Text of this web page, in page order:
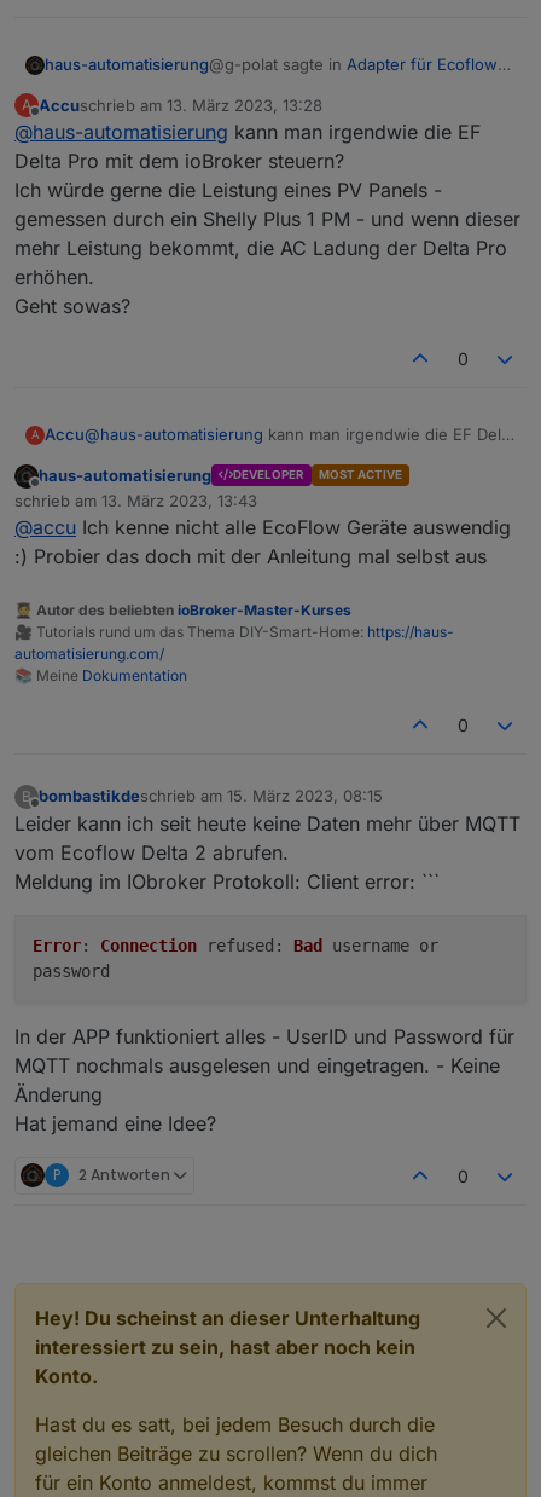
  'inv.cfgAcEnabled',
haus-automatisierung@g-polat sagte in Adapter für Ecoflow
das Script steigt aus, zu viele
Aufrufe
Dafür hatte ich ja eigentlich schon
diesen Cache eingebaut. Aber wenn
sehr sehr viele Daten kommen, dann ist
das ein Problem. Kannst das Limit von
1000 pro Minute in der JavaScript
A
Offline
Accuschrieb am 13. März 2023, 13:28
zuletzt editiert von
@haus-automatisierung kann man irgendwie die EF
Delta Pro mit dem ioBroker steuern?
Ich würde gerne die Leistung eines PV Panels -
gemessen durch ein Shelly Plus 1 PM - und wenn dieser
mehr Leistung bekommt, die AC Ladung der Delta Pro
erhöhen.
Geht sowas?
0
A Accu@haus-automatisierung kann man irgendwie die EF Delta
Ich würde gerne die Leistung eines PV Panels -
gemessen durch ein Shelly Plus 1 PM - und wenn dieser
mehr Leistung bekommt, die AC Ladung der Delta Pro
erhöhen.
Offline
haus-automatisierung DEVELOPER MOST ACTIVE
schrieb am 13. März 2023, 13:43
zuletzt editiert von
@accu Ich kenne nicht alle EcoFlow Geräte auswendig
:) Probier das doch mit der Anleitung mal selbst aus
🧑‍🎓 Autor des beliebten ioBroker-Master-Kurses
🎥 Tutorials rund um das Thema DIY-Smart-Home: https://haus-
automatisierung.com/
📚 Meine Dokumentation
0
B
Offline
bombastikdeschrieb am 15. März 2023, 08:15
zuletzt editiert von
Leider kann ich seit heute keine Daten mehr über MQTT
vom Ecoflow Delta 2 abrufen.
Meldung im IObroker Protokoll: Client error: ```
Error: Connection refused : Bad
username or
password
In der APP funktioniert alles - UserID und Password für
MQTT nochmals ausgelesen und eingetragen. - Keine
Änderung
Hat jemand eine Idee?
P 2 Antworten 0
Hey! Du scheinst an dieser Unterhaltung
interessiert zu sein, hast aber noch kein
Konto.
Hast du es satt, bei jedem Besuch durch die
gleichen Beiträge zu scrollen? Wenn du dich
für ein Konto anmeldest, kommst du immer